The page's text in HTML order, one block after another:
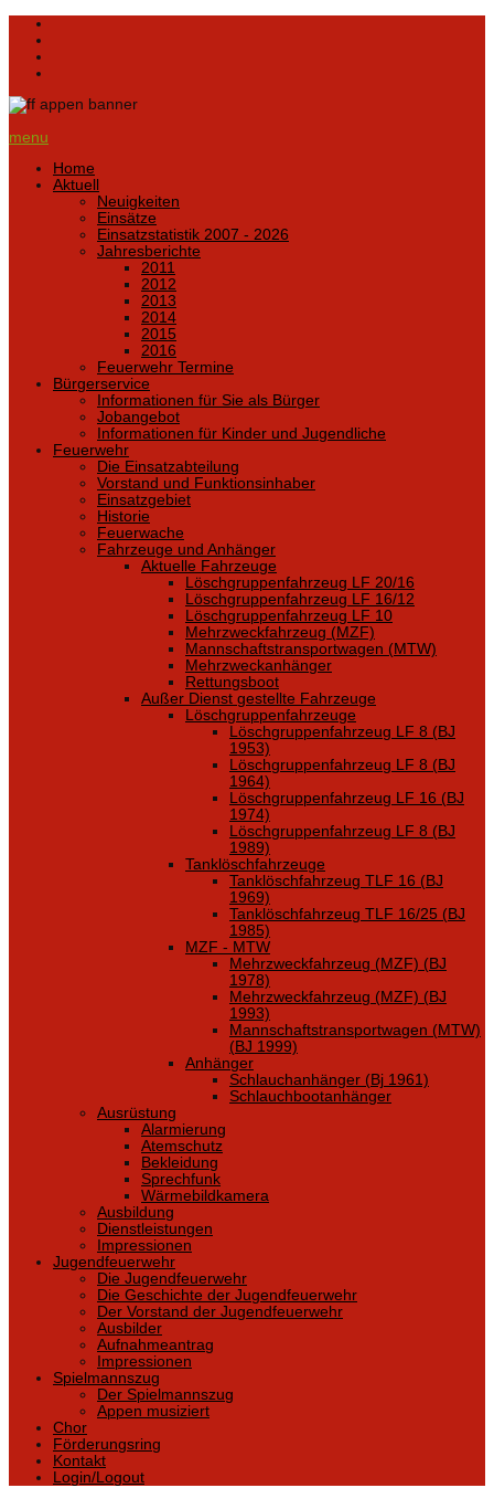
menu
Home
Aktuell
Neuigkeiten
Einsätze
Einsatzstatistik 2007 - 2026
Jahresberichte
2011
2012
2013
2014
2015
2016
Feuerwehr Termine
Bürgerservice
Informationen für Sie als Bürger
Jobangebot
Informationen für Kinder und Jugendliche
Feuerwehr
Die Einsatzabteilung
Vorstand und Funktionsinhaber
Einsatzgebiet
Historie
Feuerwache
Fahrzeuge und Anhänger
Aktuelle Fahrzeuge
Löschgruppenfahrzeug LF 20/16
Löschgruppenfahrzeug LF 16/12
Löschgruppenfahrzeug LF 10
Mehrzweckfahrzeug (MZF)
Mannschaftstransportwagen (MTW)
Mehrzweckanhänger
Rettungsboot
Außer Dienst gestellte Fahrzeuge
Löschgruppenfahrzeuge
Löschgruppenfahrzeug LF 8 (BJ
1953)
Löschgruppenfahrzeug LF 8 (BJ
1964)
Löschgruppenfahrzeug LF 16 (BJ
1974)
Löschgruppenfahrzeug LF 8 (BJ
1989)
Tanklöschfahrzeuge
Tanklöschfahrzeug TLF 16 (BJ
1969)
Tanklöschfahrzeug TLF 16/25 (BJ
1985)
MZF - MTW
Mehrzweckfahrzeug (MZF) (BJ
1978)
Mehrzweckfahrzeug (MZF) (BJ
1993)
Mannschaftstransportwagen (MTW)
(BJ 1999)
Anhänger
Schlauchanhänger (Bj 1961)
Schlauchbootanhänger
Ausrüstung
Alarmierung
Atemschutz
Bekleidung
Sprechfunk
Wärmebildkamera
Ausbildung
Dienstleistungen
Impressionen
Jugendfeuerwehr
Die Jugendfeuerwehr
Die Geschichte der Jugendfeuerwehr
Der Vorstand der Jugendfeuerwehr
Ausbilder
Aufnahmeantrag
Impressionen
Spielmannszug
Der Spielmannszug
Appen musiziert
Chor
Förderungsring
Kontakt
Login/Logout